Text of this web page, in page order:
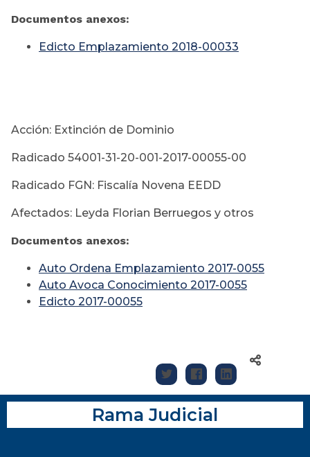
Documentos anexos:
Edicto Emplazamiento 2018-00033
Acción: Extinción de Dominio
Radicado 54001-31-20-001-2017-00055-00
Radicado FGN: Fiscalía Novena EEDD
Afectados: Leyda Florian Berruegos y otros
Documentos anexos:
Auto Ordena Emplazamiento 2017-0055
Auto Avoca Conocimiento 2017-0055
Edicto 2017-00055
Rama Judicial